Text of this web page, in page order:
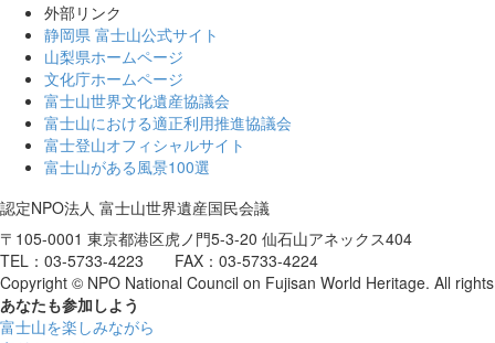
外部リンク
静岡県 富士山公式サイト
山梨県ホームページ
文化庁ホームページ
富士山世界文化遺産協議会
富士山における適正利用推進協議会
富士登山オフィシャルサイト
富士山がある風景100選
認定NPO法人 富士山世界遺産国民会議
〒105-0001 東京都港区虎ノ門5-3-20 仙石山アネックス404
TEL：03-5733-4223 FAX：03-5733-4224
Copyright © NPO National Council on Fujisan World Heritage. All
あなたも参加しよう
富士山を楽しみながら